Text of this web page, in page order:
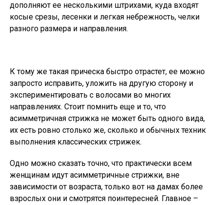
дополняют ее несколькими штрихами, куда входят
косые срезы, лесенки и легкая небрежность, челки
разного размера и направления.
К тому же такая прическа быстро отрастет, ее можно
запросто исправить, уложить на другую сторону и
экспериментировать с волосами во многих
направлениях. Стоит помнить еще и то, что
асимметричная стрижка не может быть одного вида,
их есть ровно столько же, сколько и обычных техник
выполнения классических стрижек.
Одно можно сказать точно, что практически всем
женщинам идут асимметричные стрижки, вне
зависимости от возраста, только вот на дамах более
взрослых они и смотрятся поинтересней. Главное –